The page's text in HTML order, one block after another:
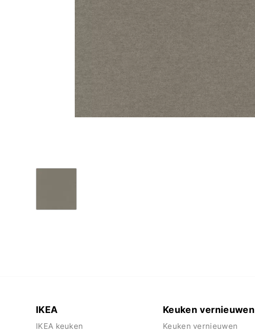
IKEA
IKEA keuken
Keuken vernieuwen
Keuken vernieuwen